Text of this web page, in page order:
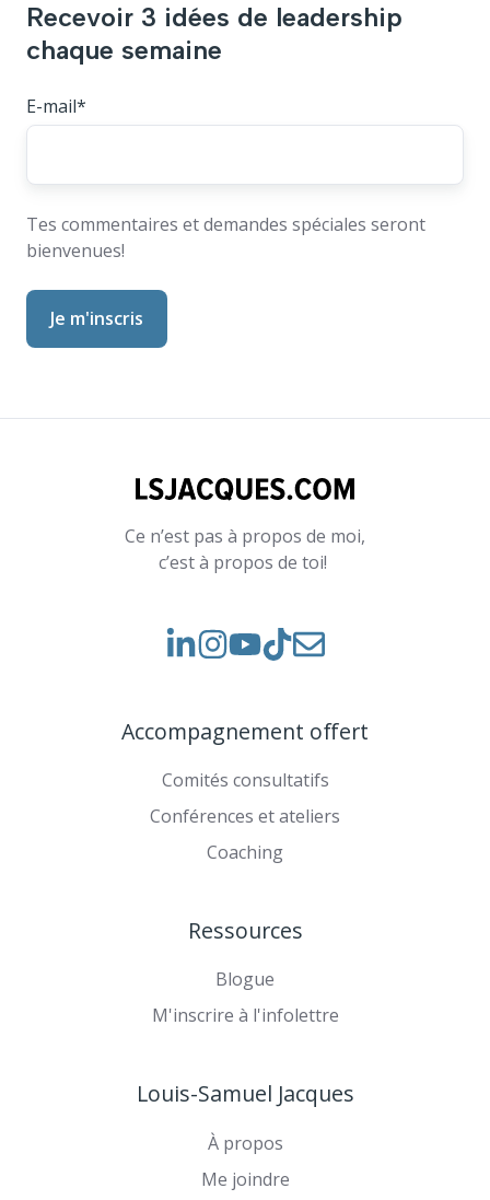
Recevoir 3 idées de leadership
chaque semaine
E-mail*
Tes commentaires et demandes spéciales seront
bienvenues!
Ce n’est pas à propos de moi,
c’est à propos de toi!
VoirVoir
sur
Rejoignez-
TikTok
Accompagnement offert
Comités consultatifs
Conférences et ateliers
Coaching
Ressources
Blogue
M'inscrire à l'infolettre
Louis-Samuel Jacques
À propos
Me joindre